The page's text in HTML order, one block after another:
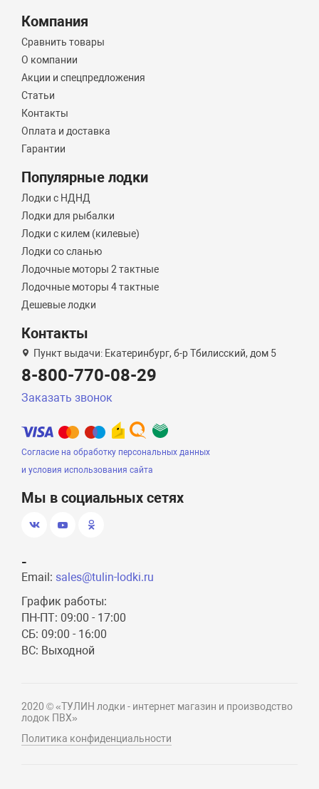
Компания
Сравнить товары
О компании
Акции и спецпредложения
Статьи
Контакты
Оплата и доставка
Гарантии
Популярные лодки
Лодки с НДНД
Лодки для рыбалки
Лодки с килем (килевые)
Лодки со сланью
Лодочные моторы 2 тактные
Лодочные моторы 4 тактные
Дешевые лодки
Контакты
Пункт выдачи: Екатеринбург, б-р Тбилисский, дом 5
8-800-770-08-29
Заказать звонок
Согласие на обработку персональных данных
и условия использования сайта
Мы в социальных сетях
-
Email: sales@tulin-lodki.ru
График работы:
ПН-ПТ: 09:00 - 17:00
СБ: 09:00 - 16:00
ВС: Выходной
2020 © «ТУЛИН лодки - интернет магазин и производство
лодок ПВХ»
Политика конфиденциальности